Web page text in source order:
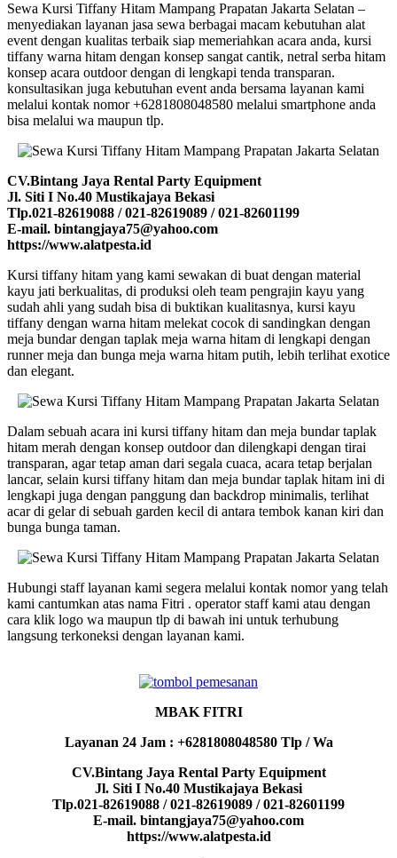
Sewa Kursi Tiffany Hitam Mampang Prapatan Jakarta Selatan –
menyediakan layanan jasa sewa berbagai macam kebutuhan alat
event dengan kualitas terbaik siap memeriahkan acara anda, kursi
tiffany warna hitam dengan konsep sangat cantik, netral serba hitam
konsep acara outdoor dengan di lengkapi tenda transparan.
konsultasikan juga kebutuhan event anda bersama layanan kami
melalui kontak nomor +6281808048580 melalui smartphone anda
bisa melalui wa maupun tlp.
CV.Bintang Jaya Rental Party Equipment
Jl. Siti I No.40 Mustikajaya Bekasi
Tlp.021-82619088 / 021-82619089 / 021-82601199
E-mail. bintangjaya75@yahoo.com
https://www.alatpesta.id
Kursi tiffany hitam yang kami sewakan di buat dengan material
kayu jati berkualitas, di produksi oleh team pengrajin kayu yang
sudah ahli yang sudah bisa di buktikan kualitasnya, kursi kayu
tiffany dengan warna hitam melekat cocok di sandingkan dengan
meja bundar dengan taplak meja warna hitam di lengkapi dengan
runner meja dan bunga meja warna hitam putih, lebih terlihat exotice
dan elegant.
Dalam sebuah acara ini kursi tiffany hitam dan meja bundar taplak
hitam merah dengan konsep outdoor dan dilengkapi dengan tirai
transparan, agar tetap aman dari segala cuaca, acara tetap berjalan
lancar, selain kursi tiffany hitam dan meja bundar taplak hitam ini di
lengkapi juga dengan panggung dan backdrop minimalis, terlihat
acar di gelar di sebuah garden kecil di antara tembok kanan kiri dan
bunga bunga taman.
Hubungi staff layanan kami segera melalui kontak nomor yang telah
kami cantumkan atas nama Fitri . operator staff kami atau dengan
cara klik logo wa maupun tlp di bawah ini untuk terhubung
langsung terkoneksi dengan layanan kami.
MBAK FITRI
Layanan 24 Jam : +6281808048580 Tlp / Wa
CV.Bintang Jaya Rental Party Equipment
Jl. Siti I No.40 Mustikajaya Bekasi
Tlp.021-82619088 / 021-82619089 / 021-82601199
E-mail. bintangjaya75@yahoo.com
https://www.alatpesta.id